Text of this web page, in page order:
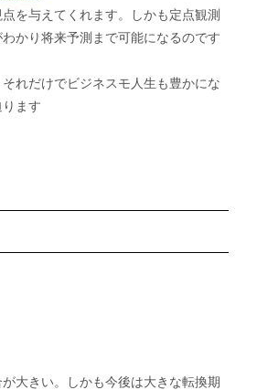
を与えてくれます。しかも定点観測
かり将来予測まで可能になるのです
れだけでビジネスモ人生も豊かにな
ます
大きい。しかも今後は大きな転換期